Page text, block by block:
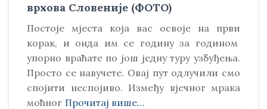
врхова Словеније (ФОТО)
Постоје мјеста која вас освоје на први
корак, и онда им се годину за годином
упорно враћате по још једну туру узбуђења.
Просто се навучете. Овај пут одлучили смо
спојити неспојиво. Између вјечног мрака
моћног Прочитај више…